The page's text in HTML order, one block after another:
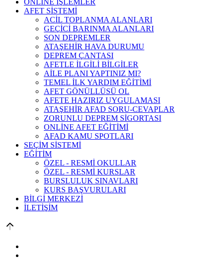
AFET SİSTEMİ
ACİL TOPLANMA ALANLARI
GEÇİCİ BARINMA ALANLARI
SON DEPREMLER
ATAŞEHİR HAVA DURUMU
DEPREM ÇANTASI
AFETLE İLGİLİ BİLGİLER
AİLE PLANI YAPTINIZ MI?
TEMEL İLK YARDIM EĞİTİMİ
AFET GÖNÜLLÜSÜ OL
AFETE HAZIRIZ UYGULAMASI
ATAŞEHİR AFAD SORU-CEVAPLAR
ZORUNLU DEPREM SİGORTASI
ONLİNE AFET EĞİTİMİ
AFAD KAMU SPOTLARI
SEÇİM SİSTEMİ
EĞİTİM
ÖZEL - RESMİ OKULLAR
ÖZEL - RESMİ KURSLAR
BURSLULUK SINAVLARI
KURS BAŞVURULARI
BİLGİ MERKEZİ
İLETİŞİM